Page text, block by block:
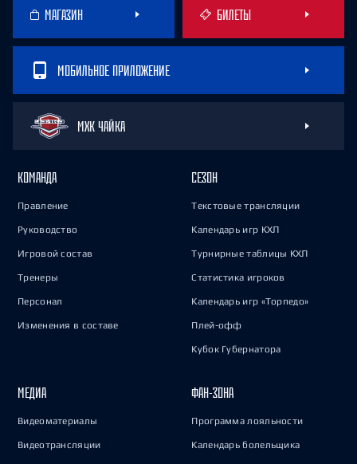
МАГАЗИН БИЛЕТЫ
МОБИЛЬНОЕ ПРИЛОЖЕНИЕ
МХК ЧАЙКА
КОМАНДА
Правление
Руководство
Игровой состав
Тренеры
Персонал
Изменения в составе
СЕЗОН
Текстовые трансляции
Календарь игр КХЛ
Турнирные таблицы КХЛ
Статистика игроков
Календарь игр «Торпедо»
Плей-офф
Кубок Губернатора
МЕДИА
Видеоматериалы
Видеотрансляции
ФАН-ЗОНА
Программа лояльности
Календарь болельщика